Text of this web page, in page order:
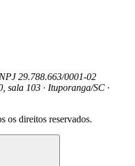
29.788.663/0001-02
sala 103 · Ituporanga/SC ·
os direitos reservados.